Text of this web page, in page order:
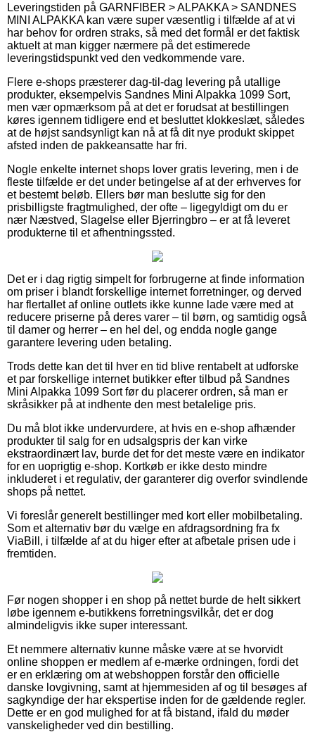
Leveringstiden på GARNFIBER > ALPAKKA > SANDNES
MINI ALPAKKA kan være super væsentlig i tilfælde af at vi
har behov for ordren straks, så med det formål er det faktisk
aktuelt at man kigger nærmere på det estimerede
leveringstidspunkt ved den vedkommende vare.
Flere e-shops præsterer dag-til-dag levering på utallige
produkter, eksempelvis Sandnes Mini Alpakka 1099 Sort,
men vær opmærksom på at det er forudsat at bestillingen
køres igennem tidligere end et besluttet klokkeslæt, således
at de højst sandsynligt kan nå at få dit nye produkt skippet
afsted inden de pakkeansatte har fri.
Nogle enkelte internet shops lover gratis levering, men i de
fleste tilfælde er det under betingelse af at der erhverves for
et bestemt beløb. Ellers bør man beslutte sig for den
prisbilligste fragtmulighed, der ofte – ligegyldigt om du er
nær Næstved, Slagelse eller Bjerringbro – er at få leveret
produkterne til et afhentningssted.
Det er i dag rigtig simpelt for forbrugerne at finde information
om priser i blandt forskellige internet forretninger, og derved
har flertallet af online outlets ikke kunne lade være med at
reducere priserne på deres varer – til børn, og samtidig også
til damer og herrer – en hel del, og endda nogle gange
garantere levering uden betaling.
Trods dette kan det til hver en tid blive rentabelt at udforske
et par forskellige internet butikker efter tilbud på Sandnes
Mini Alpakka 1099 Sort før du placerer ordren, så man er
skråsikker på at indhente den mest betalelige pris.
Du må blot ikke undervurdere, at hvis en e-shop afhænder
produkter til salg for en udsalgspris der kan virke
ekstraordinært lav, burde det for det meste være en indikator
for en uoprigtig e-shop. Kortkøb er ikke desto mindre
inkluderet i et regulativ, der garanterer dig overfor svindlende
shops på nettet.
Vi foreslår generelt bestillinger med kort eller mobilbetaling.
Som et alternativ bør du vælge en afdragsordning fra fx
ViaBill, i tilfælde af at du higer efter at afbetale prisen ude i
fremtiden.
Før nogen shopper i en shop på nettet burde de helt sikkert
løbe igennem e-butikkens forretningsvilkår, det er dog
almindeligvis ikke super interessant.
Et nemmere alternativ kunne måske være at se hvorvidt
online shoppen er medlem af e-mærke ordningen, fordi det
er en erklæring om at webshoppen forstår den officielle
danske lovgivning, samt at hjemmesiden af og til besøges af
sagkyndige der har ekspertise inden for de gældende regler.
Dette er en god mulighed for at få bistand, ifald du møder
vanskeligheder ved din bestilling.